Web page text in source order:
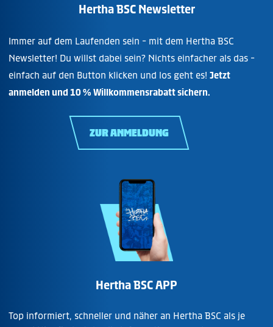
Hertha BSC Newsletter
Immer auf dem Laufenden sein - mit dem Hertha BSC
Newsletter! Du willst dabei sein? Nichts einfacher als das -
einfach auf den Button klicken und los geht es! Jetzt
anmelden und 10 % Willkommensrabatt sichern.
ZUR ANMELDUNG
Hertha BSC APP
Top informiert, schneller und näher an Hertha BSC als je